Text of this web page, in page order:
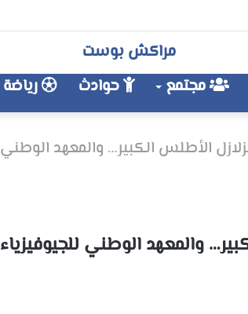
مراكش بوست
مجتمع حوادث رياضة
الأطلس الكبير… والمعهد الوطني
والمعهد الوطني للجيوفيزياء